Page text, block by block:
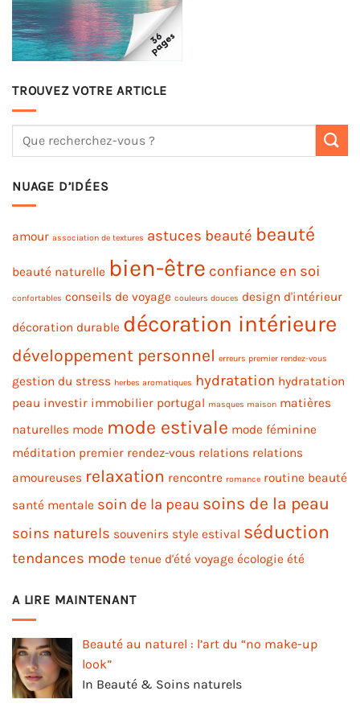
TROUVEZ VOTRE ARTICLE
NUAGE D’IDÉES
amour association de textures astuces beauté beauté
beauté naturelle bien-être confiance en soi
confortables conseils de voyage couleurs douces design d'intérieur
décoration durable décoration intérieure
développement personnel erreurs premier rendez-vous
gestion du stress herbes aromatiques hydratation hydratation
peau investir immobilier portugal masques maison matières
naturelles mode mode estivale mode féminine
méditation premier rendez-vous relations relations
amoureuses relaxation rencontre romance routine beauté
santé mentale soin de la peau soins de la peau
soins naturels souvenirs style estival séduction
tendances mode tenue d'été voyage écologie été
A LIRE MAINTENANT
Beauté au naturel : l’art du “no make-up
look”
In Beauté & Soins naturels